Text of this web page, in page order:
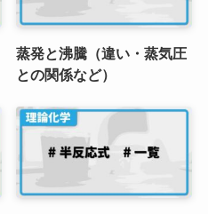
蒸発と沸騰（違い・蒸気圧
との関係など）